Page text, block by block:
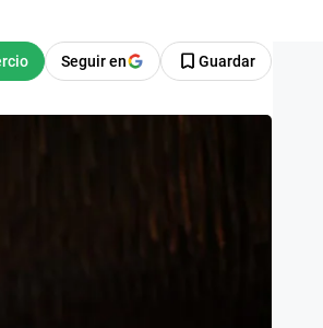
Seguir en Guardar